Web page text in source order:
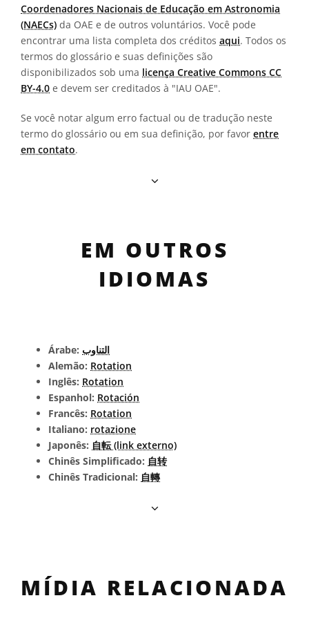
Coordenadores Nacionais de Educação em Astronomia
(NAECs) da OAE e de outros voluntários. Você pode
encontrar uma lista completa dos créditos aqui. Todos os
termos do glossário e suas definições são
disponibilizados sob uma licença Creative Commons CC
BY-4.0 e devem ser creditados à "IAU OAE".
Se você notar algum erro factual ou de tradução neste
termo do glossário ou em sua definição, por favor entre
em contato.
EM OUTROS
IDIOMAS
Árabe: التناوب
Alemão: Rotation
Inglês: Rotation
Espanhol: Rotación
Francês: Rotation
Italiano: rotazione
Japonês: 自転 (link externo)
Chinês Simplificado: 自转
Chinês Tradicional: 自轉
MÍDIA RELACIONADA